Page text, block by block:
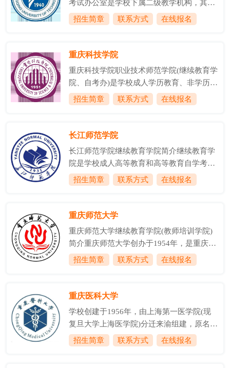
规，积极与地方政府和企事业单位合作，坚
定走联合办学之路;不断调整专业设置，以适
立、合并、改革等发展过程后，我校继续教
育形成了...
考试办公室是学校下属二级教学机构，其主
要职责是归口管理学校所开展的成人高等学
历教育、高等教育自学考试助学以及非学历
办公室)、成教部、自考部、培训部等四个科
训培养基地、重庆市退役军人职业技能培训
基地和重庆理工士继人才培训有限公司、。
学校从1990年开始举办成人高等教育，1994
重庆直辖后首批被重庆市教委和重庆...
招生简章 联系方式 在线报名
重庆科技学院
重庆科技学院职业技术师范学院(继续教育学
院、自考办)是学校成人学历教育、非学历教
育培训、网络教育的办学实体，承担自学考
试主考学校职能。是学校开展继续教育工作
成人高等教育学籍学历管理工作先进单位，
金属行业职工继续教育基地，重庆市职业教
育学会理事单位、副会长单位。学院始终坚
持“立足重庆，面向行业，服务社会，严格
持续发展的教育观，依托学校及社会的优质
师资资源，...
招生简章 联系方式 在线报名
长江师范学院
长江师范学院继续教育学院简介继续教育学
院是学校成人高等教育和高等教育自学考试
的专职管理机构，承担学校成人高等教育和
高等教育自学考试的管理职能。学院下设办
主义办学方向，树立科学发展观，坚持“以
和“以人为本，热情周到”的服务理念，全面
贯彻党的教育方针，努力探索新形势成人教
育规律，紧密结合三峡库区、渝东南少数民
有高中起点本科专业10个、专升本专业24
个、专科专业...
招生简章 联系方式 在线报名
重庆师范大学
重庆师范大学继续教育学院(教师培训学院)
简介重庆师范大学创办于1954年，是重庆市
人民政府举办的全日制综合性普通本科院
校，是西部教师教育事业的重要基地之一，
校1986年获批硕士学位授予单位，2003年更
推免单位，2018年获批博士学位授予单位，
2020年综合实力跃升全国高校前200名。校
园面积2688亩, 包括大学城、沙坪坝和北碚
招生简章 联系方式 在线报名
重庆医科大学
学校创建于1956年，由上海第一医学院(现
复旦大学上海医学院)分迁来渝组建，原名重
庆医学院，1985年更名为重庆医科大学。学
校是国务院学位委员会批准的首批具有博士
招生简章 联系方式 在线报名